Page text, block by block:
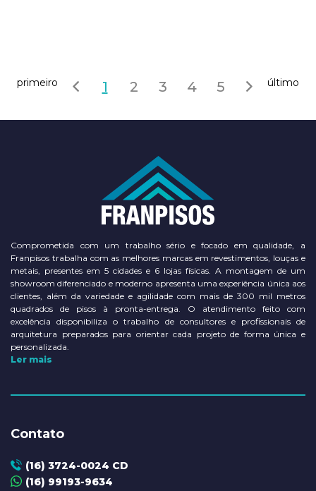
primeiro 1 2 3 4 5 último
Comprometida com um trabalho sério e focado em qualidade, a
Franpisos trabalha com as melhores marcas em revestimentos, louças e
metais, presentes em 5 cidades e 6 lojas físicas. A montagem de um
showroom diferenciado e moderno apresenta uma experiência única aos
clientes, além da variedade e agilidade com mais de 300 mil metros
quadrados de pisos à pronta-entrega. O atendimento feito com
excelência disponibiliza o trabalho de consultores e profissionais de
arquitetura preparados para orientar cada projeto de forma única e
personalizada.
Ler mais
Contato
(16) 3724-0024 CD
(16) 99193-9634